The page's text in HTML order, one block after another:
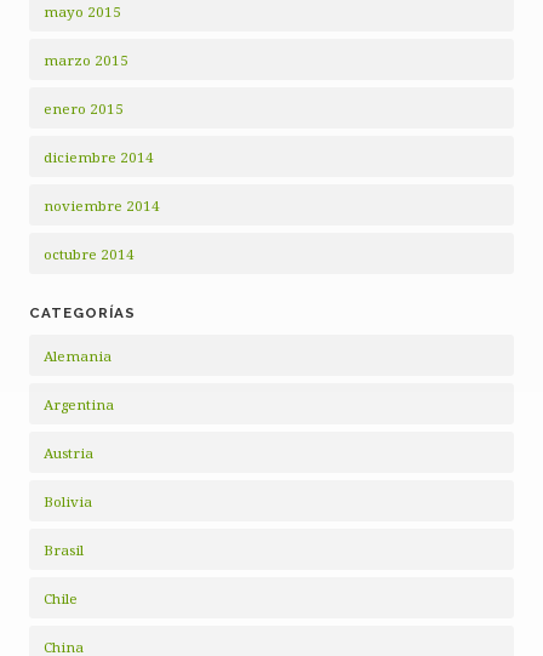
mayo 2015
marzo 2015
enero 2015
diciembre 2014
noviembre 2014
octubre 2014
CATEGORÍAS
Alemania
Argentina
Austria
Bolivia
Brasil
Chile
China